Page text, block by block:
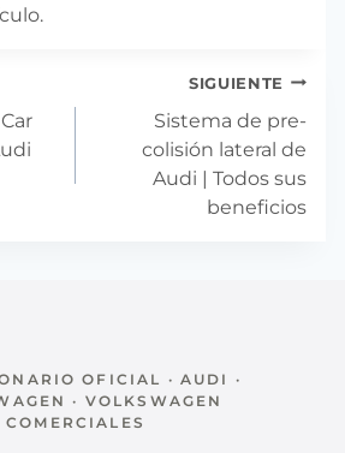
SIGUIENTE
Sistema de pre-
colisión lateral de
Audi | Todos sus
beneficios
OFICIAL · AUDI ·
· VOLKSWAGEN
COMERCIALES